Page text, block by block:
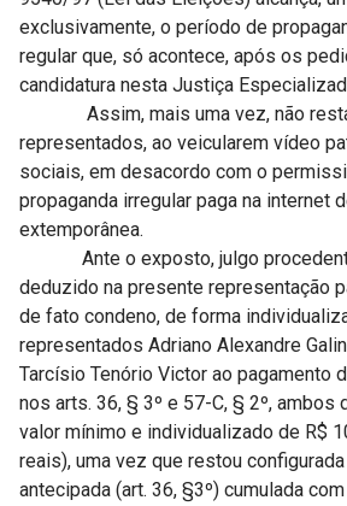
exclusivamente, o período de
regular que, só acontece, após os
candidatura nesta Justiça
Assim, mais uma vez, não resta
representados, ao veicularem vídeo
sociais, em desacordo com o
propaganda irregular paga na internet
extemporânea.
Ante o exposto, julgo
deduzido na presente representação
de fato condeno, de forma
representados Adriano Alexandre
Tarcísio Tenório Victor ao pagamento
nos arts. 36, § 3º e 57-C, § 2º, ambos
valor mínimo e individualizado de R$
reais), uma vez que restou
antecipada (art. 36, §3º) cumulada